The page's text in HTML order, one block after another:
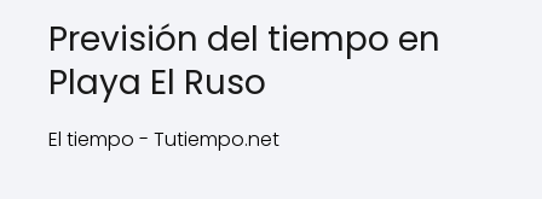
Previsión del tiempo en
Playa El Ruso
El tiempo - Tutiempo.net